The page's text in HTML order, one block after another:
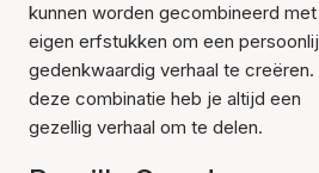
kunnen worden gecombineerd
eigen erfstukken om een
gedenkwaardig verhaal te creëren.
deze combinatie heb je altijd een
gezellig verhaal om te delen.